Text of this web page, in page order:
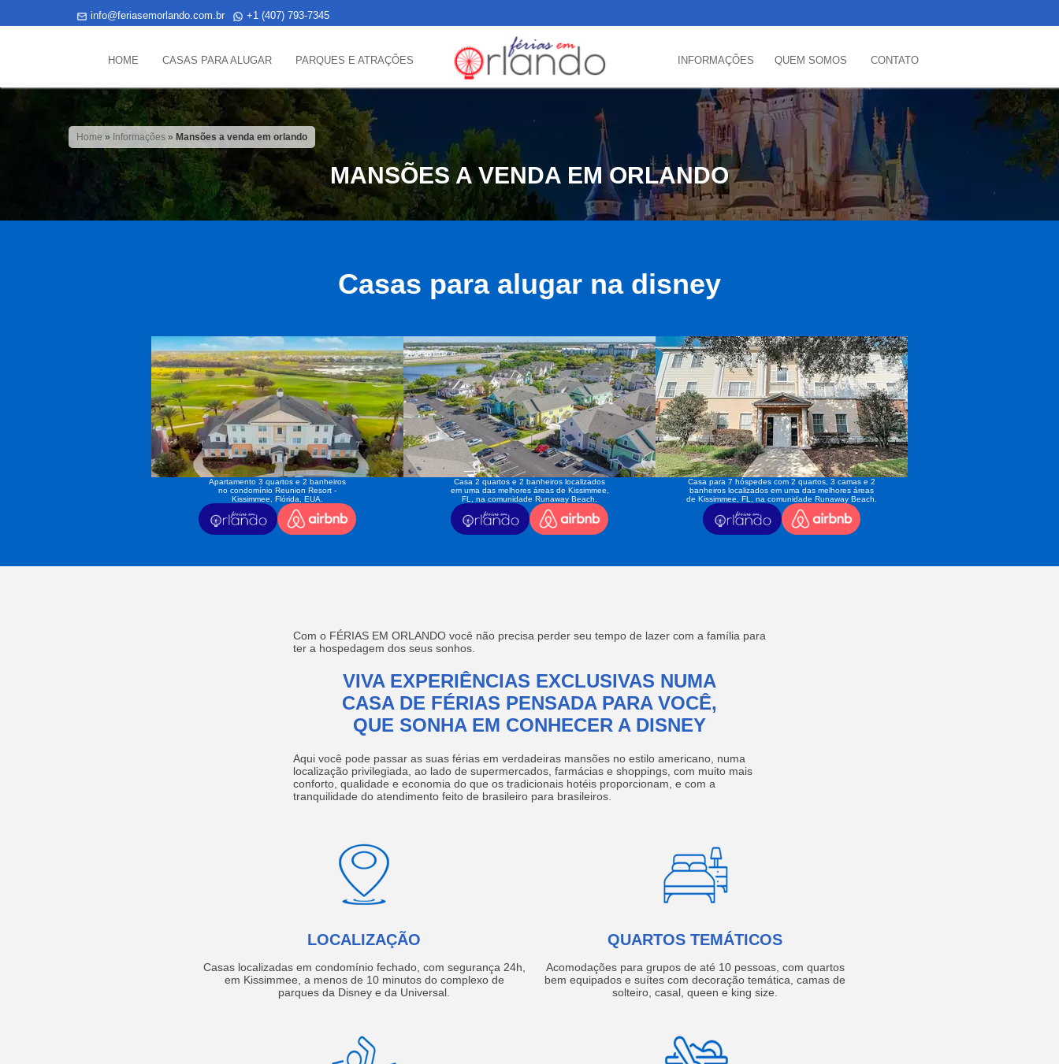
info@feriasemorlando.com.br +1 (407) 793-7345
HOME CASAS PARA ALUGAR PARQUES E ATRAÇÕES INFORMAÇÕES QUEM SOMOS CONTATO
Home » Informações » Mansões a venda em orlando
MANSÕES A VENDA EM ORLANDO
Casas para alugar na disney
Apartamento 3 quartos e 2 banheiros
no condomínio Reunion Resort -
Kissimmee, Flórida, EUA.
Casa 2 quartos e 2 banheiros localizados
em uma das melhores áreas de Kissimmee,
FL, na comunidade Runaway Beach.
Casa para 7 hóspedes com 2 quartos, 3 camas e 2
banheiros localizados em uma das melhores áreas
de Kissimmee, FL, na comunidade Runaway Beach.
Com o FÉRIAS EM ORLANDO você não precisa perder seu tempo de lazer com a família para
ter a hospedagem dos seus sonhos.
VIVA EXPERIÊNCIAS EXCLUSIVAS NUMA
CASA DE FÉRIAS PENSADA PARA VOCÊ,
QUE SONHA EM CONHECER A DISNEY
Aqui você pode passar as suas férias em verdadeiras mansões no estilo americano, numa
localização privilegiada, ao lado de supermercados, farmácias e shoppings, com muito mais
conforto, qualidade e economia do que os tradicionais hotéis proporcionam, e com a
tranquilidade do atendimento feito de brasileiro para brasileiros.
LOCALIZAÇÃO
Casas localizadas em condomínio fechado, com segurança 24h,
em Kissimmee, a menos de 10 minutos do complexo de
parques da Disney e da Universal.
QUARTOS TEMÁTICOS
Acomodações para grupos de até 10 pessoas, com quartos
bem equipados e suítes com decoração temática, camas de
solteiro, casal, queen e king size.